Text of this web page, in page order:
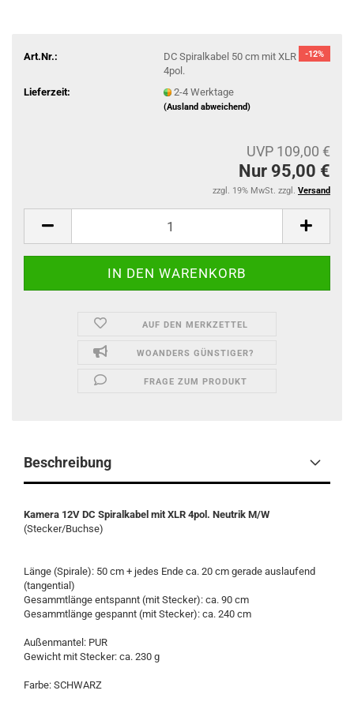
-12%
Art.Nr.:
DC Spiralkabel 50 cm mit XLR
4pol.
Lieferzeit:
2-4 Werktage
(Ausland abweichend)
UVP 109,00 €
Nur 95,00 €
zzgl. 19% MwSt. zzgl. Versand
AUF DEN MERKZETTEL
WOANDERS GÜNSTIGER?
FRAGE ZUM PRODUKT
Beschreibung
Kamera 12V DC Spiralkabel mit XLR 4pol. Neutrik M/W
(Stecker/Buchse)
Länge (Spirale): 50 cm + jedes Ende ca. 20 cm gerade auslaufend
(tangential)
Gesammtlänge entspannt (mit Stecker): ca. 90 cm
Gesammtlänge gespannt (mit Stecker): ca. 240 cm
Außenmantel: PUR
Gewicht mit Stecker: ca. 230 g
Farbe: SCHWARZ